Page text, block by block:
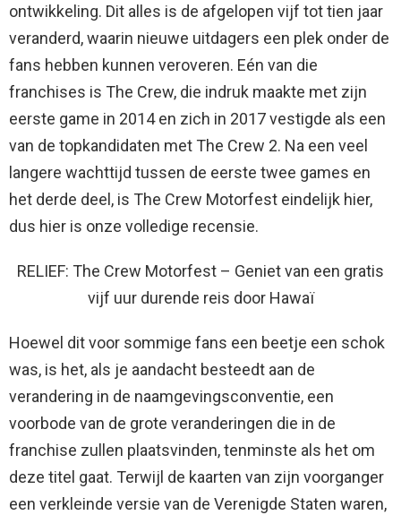
ontwikkeling. Dit alles is de afgelopen vijf tot tien jaar
veranderd, waarin nieuwe uitdagers een plek onder de
fans hebben kunnen veroveren. Eén van die
franchises is The Crew, die indruk maakte met zijn
eerste game in 2014 en zich in 2017 vestigde als een
van de topkandidaten met The Crew 2. Na een veel
langere wachttijd tussen de eerste twee games en
het derde deel, is The Crew Motorfest eindelijk hier,
dus hier is onze volledige recensie.
RELIEF: The Crew Motorfest – Geniet van een gratis
vijf uur durende reis door Hawaï
Hoewel dit voor sommige fans een beetje een schok
was, is het, als je aandacht besteedt aan de
verandering in de naamgevingsconventie, een
voorbode van de grote veranderingen die in de
franchise zullen plaatsvinden, tenminste als het om
deze titel gaat. Terwijl de kaarten van zijn voorganger
een verkleinde versie van de Verenigde Staten waren,